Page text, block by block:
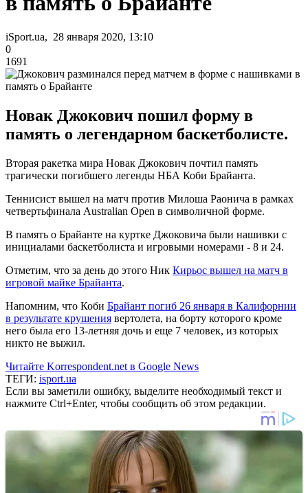
iSport.ua, 28 января 2020, 13:10
0
1691
Новак Джокович пошил форму в
память о легендарном баскетболисте.
Вторая ракетка мира Новак Джокович почтил память
трагически погибшего легенды НБА Коби Брайанта.
Теннисист вышел на матч против Милоша Раонича в рамках
четвертьфинала Australian Open в символичной форме.
В память о Брайанте на куртке Джоковича были нашивки с
инициалами баскетболиста и игровыми номерами - 8 и 24.
Отметим, что за день до этого Ник Кирьос вышел на матч в
игровой майке Брайанта.
Напомним, что Коби Брайант погиб 26 января в Калифорнии
в результате крушения вертолета, на борту которого кроме
него была его 13-летняя дочь и еще 7 человек, из которых
никто не выжил.
Читайте Korrespondent.net в Google News
ТЕГИ: isport.ua
Если вы заметили ошибку, выделите необходимый текст и
нажмите Ctrl+Enter, чтобы сообщить об этом редакции.